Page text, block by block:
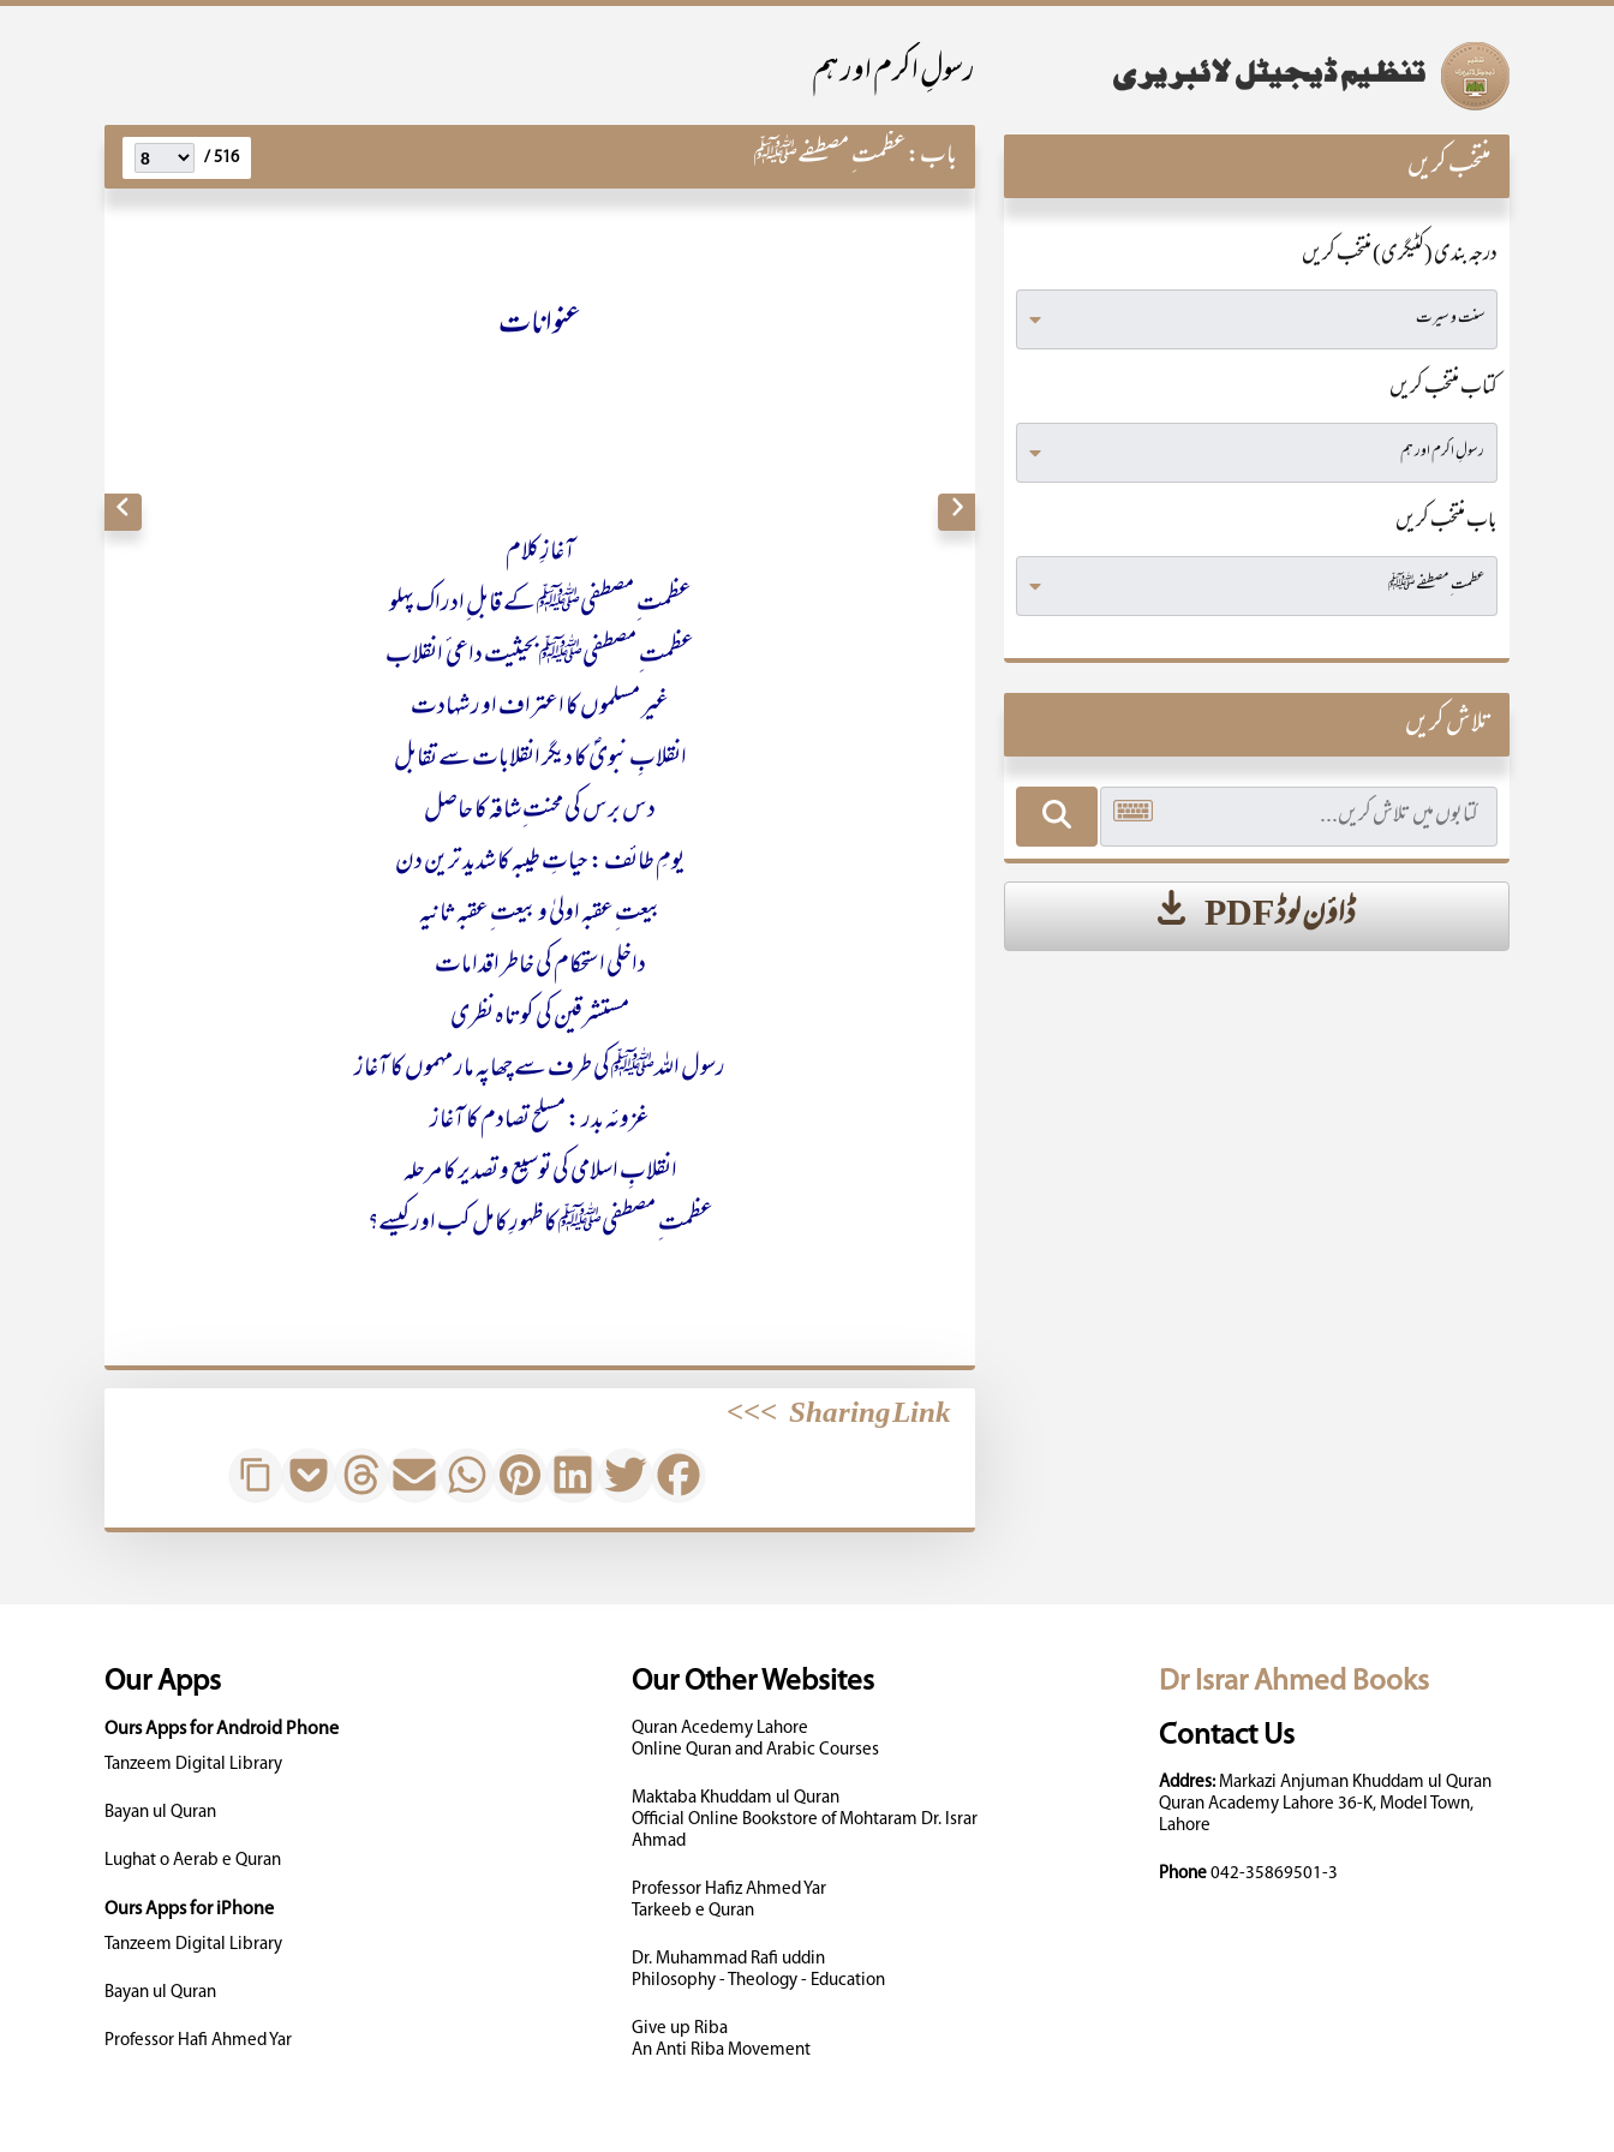
رسولِ اکرم اور ہم
باب:عظمت ِ مصطفےﷺ 516 /
عنوانات
آغازِ کلام
عظمت ِ مصطفیﷺ کے قابل ِادراک پہلو
عظمت ِ مصطفیﷺ بحیثیت داعی ٔ انقلاب
غیر مسلموں کا اعتراف او رشہادت
انقلابِ نبویؐ کا دیگر انقلابات سے تقابل
دس برس کی محنت ِشاقہ کا حاصل
یومِ طائف : حیاتِ طیبہ کا شدید ترین دن
بیعت ِعقبہ اولیٰ و بیعت ِعقبہ ثانیہ
داخلی استحکام کی خاطر اقدامات
مستشرقین کی کوتاہ نظری
رسول اللہﷺ کی طرف سے چھاپہ مار مہموں کا آغاز
غزوئہ بدر : مسلح تصادم کا آغاز
انقلابِ اسلامی کی توسیع و تصدیر کا مرحلہ
عظمت ِ مصطفیﷺ کاظہورِ کامل کب اور کیسے؟
Sharing Link
>>>
منتخب کریں
درجہ بندی (کٹیگری) منتخب کریں
کتاب منتخب کریں
باب منتخب کریں
تلاش کریں
ڈاؤن لوڈ PDF
Dr Israr Ahmed Books
Contact Us
Addres:Markazi Anjuman Khuddam ul Quran
Quran Academy Lahore 36-K, Model Town,
Lahore
Phone 042-35869501-3
Our Other Websites
Quran Acedemy Lahore
Online Quran and Arabic Courses
Maktaba Khuddam ul Quran
Official Online Bookstore of Mohtaram Dr. Israr
Ahmad
Professor Hafiz Ahmed Yar
Tarkeeb e Quran
Dr. Muhammad Rafi uddin
Philosophy - Theology - Education
Give up Riba
An Anti Riba Movement
Our Apps
Ours Apps for Android Phone
Tanzeem Digital Library
Bayan ul Quran
Lughat o Aerab e Quran
Ours Apps for iPhone
Tanzeem Digital Library
Bayan ul Quran
Professor Hafi Ahmed Yar